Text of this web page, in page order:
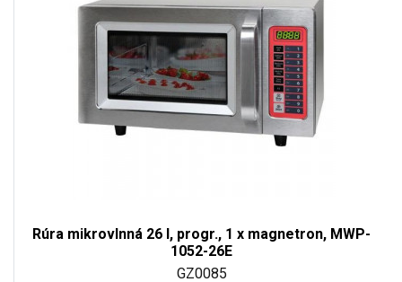
Rúra mikrovlnná 26 l, progr., 1 x magnetron, MWP-
1052-26E
GZ0085